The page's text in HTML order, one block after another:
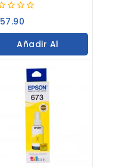
57.90
Añadir Al